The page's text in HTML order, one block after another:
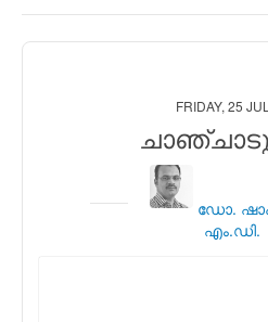
FRIDAY, 25
ഡോ.
എം.ഡി.